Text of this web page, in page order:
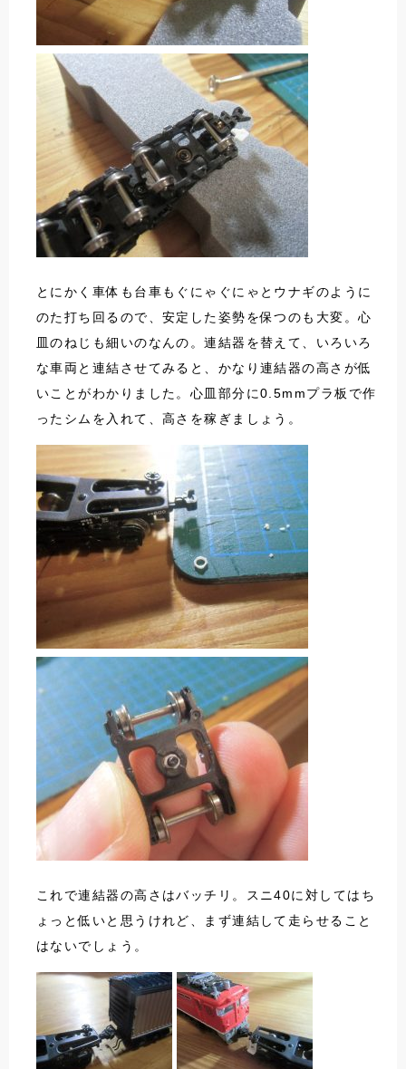
とにかく車体も台車もぐにゃぐにゃとウナギのように
のた打ち回るので、安定した姿勢を保つのも大変。心
皿のねじも細いのなんの。連結器を替えて、いろいろ
な車両と連結させてみると、かなり連結器の高さが低
いことがわかりました。心皿部分に0.5mmプラ板で作
ったシムを入れて、高さを稼ぎましょう。
これで連結器の高さはバッチリ。スニ40に対してはち
ょっと低いと思うけれど、まず連結して走らせること
はないでしょう。